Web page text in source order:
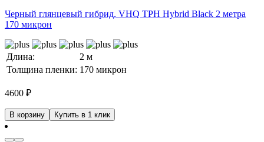
Черный глянцевый гибрид, VHQ TPH Hybrid Black 2 метра
170 микрон
Длина:
2 м
Толщина пленки: 170 микрон
4600 ₽
В корзину Купить в 1 клик